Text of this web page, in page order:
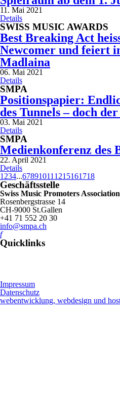
11. Mai 2021
Details
SWISS MUSIC AWARDS
Best Breaking Act
Newcomer und feiert
Madlaina
06. Mai 2021
Details
SMPA
Positionspapier:
des Tunnels – doch
03. Mai 2021
Details
SMPA
Medienkonferenz des
22. April 2021
Details
1 234...67891011 1215161718
Geschäftsstelle
Swiss Music Promoters
Rosenbergstrasse 14
CH-9000 St.Gallen
+41 71 552 20 30
info@smpa.ch
f
Quicklinks
Impressum
Datenschutz
webentwicklung, webdesign und